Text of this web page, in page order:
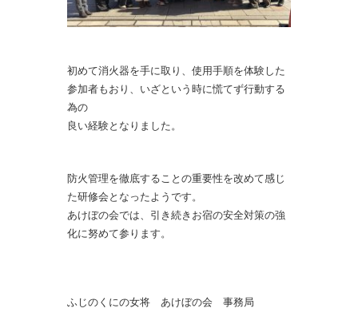
初めて消火器を手に取り、使用手順を体験した
参加者もおり、いざという時に慌てず行動する
為の
良い経験となりました。
防火管理を徹底することの重要性を改めて感じ
た研修会となったようです。
あけぼの会では、引き続きお宿の安全対策の強
化に努めて参ります。
ふじのくにの女将 あけぼの会 事務局